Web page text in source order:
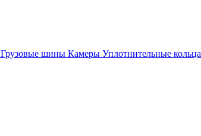
Грузовые шины Камеры Уплотнительные кольца